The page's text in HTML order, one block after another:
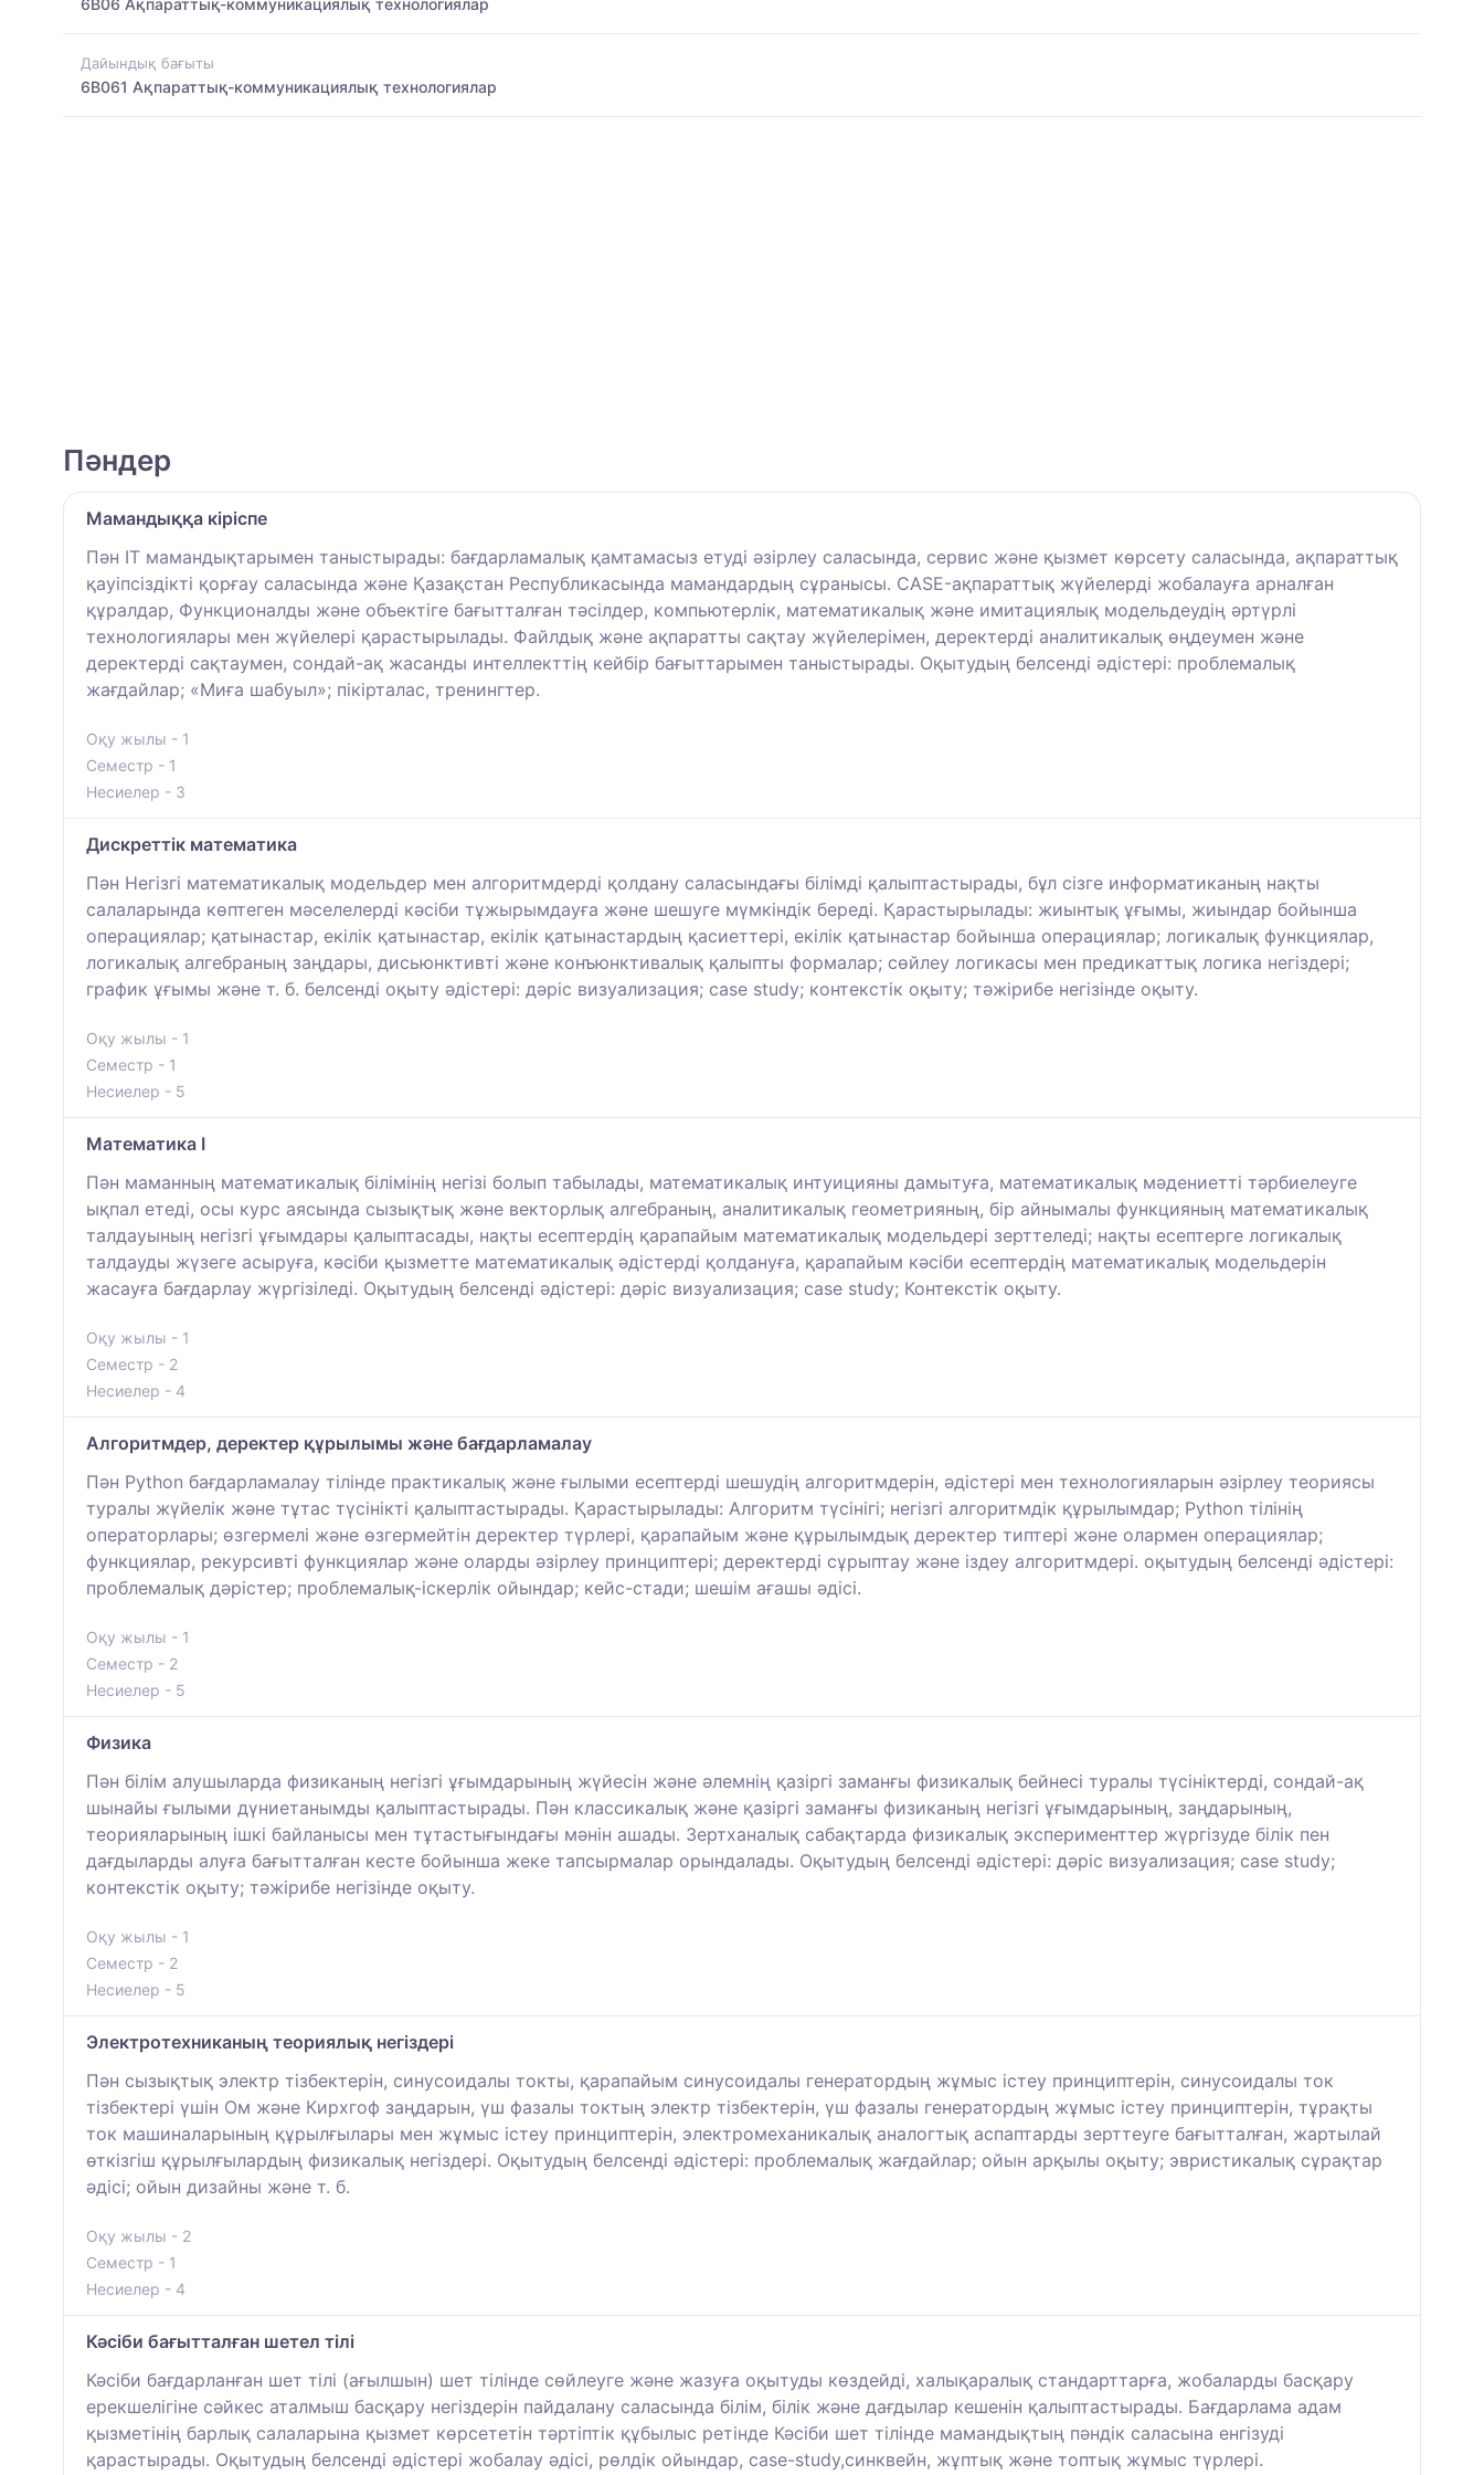
6B06 Ақпараттық-коммуникациялық технологиялар
Дайындық бағыты
6B061 Ақпараттық-коммуникациялық технологиялар
Пәндер
Мамандыққа кіріспе
Пән IT мамандықтарымен таныстырады: бағдарламалық қамтамасыз етуді әзірлеу саласында, сервис және қызмет көрсету саласында, ақпараттық
қауіпсіздікті қорғау саласында және Қазақстан Республикасында мамандардың сұранысы. CASE-ақпараттық жүйелерді жобалауға арналған
құралдар, Функционалды және объектіге бағытталған тәсілдер, компьютерлік, математикалық және имитациялық модельдеудің әртүрлі
технологиялары мен жүйелері қарастырылады. Файлдық және ақпаратты сақтау жүйелерімен, деректерді аналитикалық өңдеумен және
деректерді сақтаумен, сондай-ақ жасанды интеллекттің кейбір бағыттарымен таныстырады. Оқытудың белсенді әдістері: проблемалық
жағдайлар; «Миға шабуыл»; пікірталас, тренингтер.
Оқу жылы - 1
Семестр - 1
Несиелер - 3
Дискреттік математика
Пән Негізгі математикалық модельдер мен алгоритмдерді қолдану саласындағы білімді қалыптастырады, бұл сізге информатиканың нақты
салаларында көптеген мәселелерді кәсіби тұжырымдауға және шешуге мүмкіндік береді. Қарастырылады: жиынтық ұғымы, жиындар бойынша
операциялар; қатынастар, екілік қатынастар, екілік қатынастардың қасиеттері, екілік қатынастар бойынша операциялар; логикалық функциялар,
логикалық алгебраның заңдары, дисьюнктивті және конъюнктивалық қалыпты формалар; сөйлеу логикасы мен предикаттық логика негіздері;
график ұғымы және т. б. белсенді оқыту әдістері: дәріс визуализация; case study; контекстік оқыту; тәжірибе негізінде оқыту.
Оқу жылы - 1
Семестр - 1
Несиелер - 5
Математика І
Пән маманның математикалық білімінің негізі болып табылады, математикалық интуицияны дамытуға, математикалық мәдениетті тәрбиелеуге
ықпал етеді, осы курс аясында сызықтық және векторлық алгебраның, аналитикалық геометрияның, бір айнымалы функцияның математикалық
талдауының негізгі ұғымдары қалыптасады, нақты есептердің қарапайым математикалық модельдері зерттеледі; нақты есептерге логикалық
талдауды жүзеге асыруға, кәсіби қызметте математикалық әдістерді қолдануға, қарапайым кәсіби есептердің математикалық модельдерін
жасауға бағдарлау жүргізіледі. Оқытудың белсенді әдістері: дәріс визуализация; case study; Контекстік оқыту.
Оқу жылы - 1
Семестр - 2
Несиелер - 4
Алгоритмдер, деректер құрылымы және бағдарламалау
Пән Python бағдарламалау тілінде практикалық және ғылыми есептерді шешудің алгоритмдерін, әдістері мен технологияларын әзірлеу теориясы
туралы жүйелік және тұтас түсінікті қалыптастырады. Қарастырылады: Алгоритм түсінігі; негізгі алгоритмдік құрылымдар; Python тілінің
операторлары; өзгермелі және өзгермейтін деректер түрлері, қарапайым және құрылымдық деректер типтері және олармен операциялар;
функциялар, рекурсивті функциялар және оларды әзірлеу принциптері; деректерді сұрыптау және іздеу алгоритмдері. оқытудың белсенді әдістері:
проблемалық дәрістер; проблемалық-іскерлік ойындар; кейс-стади; шешім ағашы әдісі.
Оқу жылы - 1
Семестр - 2
Несиелер - 5
Физика
Пән білім алушыларда физиканың негізгі ұғымдарының жүйесін және әлемнің қазіргі заманғы физикалық бейнесі туралы түсініктерді, сондай-ақ
шынайы ғылыми дүниетанымды қалыптастырады. Пән классикалық және қазіргі заманғы физиканың негізгі ұғымдарының, заңдарының,
теорияларының ішкі байланысы мен тұтастығындағы мәнін ашады. Зертханалық сабақтарда физикалық эксперименттер жүргізуде білік пен
дағдыларды алуға бағытталған кесте бойынша жеке тапсырмалар орындалады. Оқытудың белсенді әдістері: дәріс визуализация; case study;
контекстік оқыту; тәжірибе негізінде оқыту.
Оқу жылы - 1
Семестр - 2
Несиелер - 5
Электротехниканың теориялық негіздері
Пән сызықтық электр тізбектерін, синусоидалы токты, қарапайым синусоидалы генератордың жұмыс істеу принциптерін, синусоидалы ток
тізбектері үшін Ом және Кирхгоф заңдарын, үш фазалы токтың электр тізбектерін, үш фазалы генератордың жұмыс істеу принциптерін, тұрақты
ток машиналарының құрылғылары мен жұмыс істеу принциптерін, электромеханикалық аналогтық аспаптарды зерттеуге бағытталған, жартылай
өткізгіш құрылғылардың физикалық негіздері. Оқытудың белсенді әдістері: проблемалық жағдайлар; ойын арқылы оқыту; эвристикалық сұрақтар
әдісі; ойын дизайны және т. б.
Оқу жылы - 2
Семестр - 1
Несиелер - 4
Кәсіби бағытталған шетел тілі
Кәсіби бағдарланған шет тілі (ағылшын) шет тілінде сөйлеуге және жазуға оқытуды көздейді, халықаралық стандарттарға, жобаларды басқару
ерекшелігіне сәйкес аталмыш басқару негіздерін пайдалану саласында білім, білік және дағдылар кешенін қалыптастырады. Бағдарлама адам
қызметінің барлық салаларына қызмет көрсететін тәртіптік құбылыс ретінде Кәсіби шет тілінде мамандықтың пәндік саласына енгізуді
қарастырады. Оқытудың белсенді әдістері жобалау әдісі, рөлдік ойындар, case-study,синквейн, жұптық және топтық жұмыс түрлері.